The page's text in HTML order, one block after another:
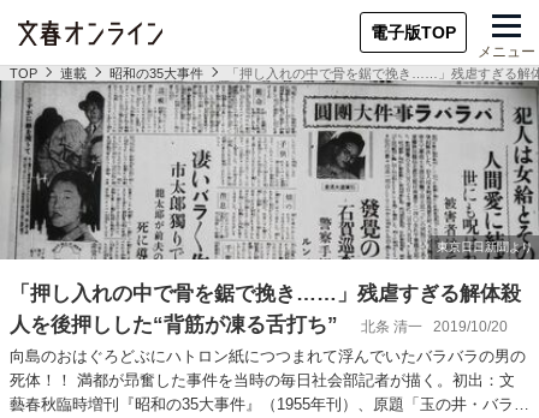
電子版TOP
メニュー
TOP 連載 昭和の35大事件 「押し入れの中で骨を鋸で挽き……」残虐すぎる解
「押し入れの中で骨を鋸で挽き……」残虐すぎる解体殺
人を後押しした“背筋が凍る舌打ち”
北条 清一 2019/10/20
向島のおはぐろどぶにハトロン紙につつまれて浮んでいたバラバラの男の
死体！！ 満都が昻奮した事件を当時の毎日社会部記者が描く。初出：文
藝春秋臨時増刊『昭和の35大事件』（1955年刊）、原題「玉の井・バラバ